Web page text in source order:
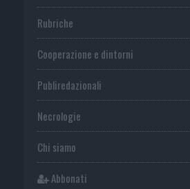
Rubriche
Cooperazione e dintorni
Publiredazionali
Necrologie
Chi siamo
Abbonati